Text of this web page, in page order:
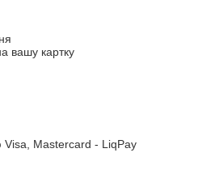
вашу картку
Mastercard - LiqPay